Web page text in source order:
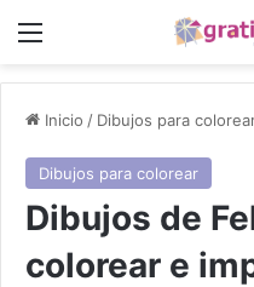
Menú
Inicio / Dibujos para
Dibujos para colorear
Dibujos de
colorear e